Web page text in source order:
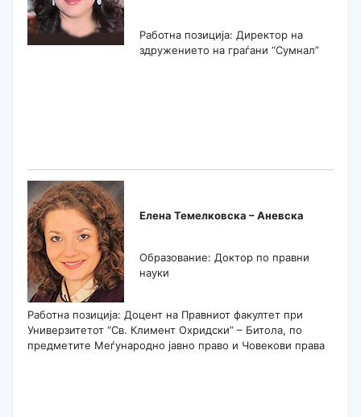
Работна позиција: Директор на
здружението на граѓани “Сумнал”
Елена Темелковска – Аневска
Образование: Доктор по правни
науки
Работна позиција: Доцент на Правниот факултет при
Универзитетот “Св. Климент Охридски” – Битола, по
предметите Меѓународно јавно право и Човекови права